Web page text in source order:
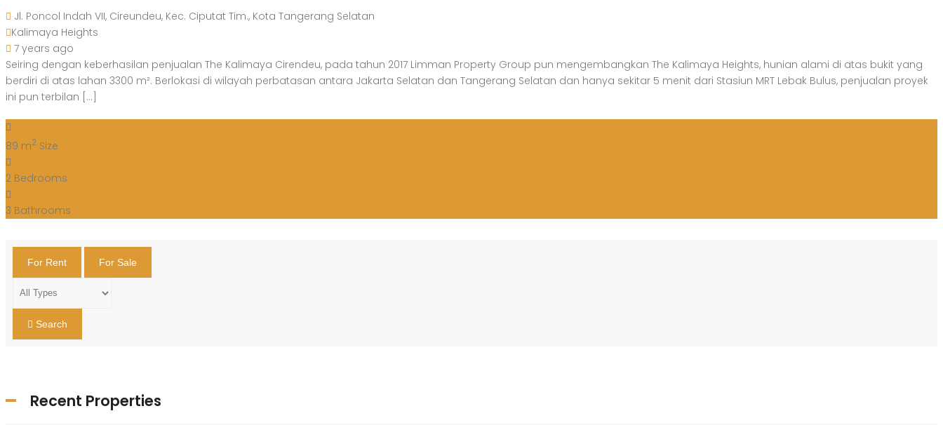
Jl. Poncol Indah VII, Cireundeu, Kec. Ciputat Tim., Kota Tangerang Selatan
Kalimaya Heights
7 years ago
Seiring dengan keberhasilan penjualan The Kalimaya Cirendeu, pada tahun 2017 Limman Property Group pun mengembangkan The Kalimaya Heights, hunian alami di atas bukit yang
berdiri di atas lahan 3300 m². Berlokasi di wilayah perbatasan antara Jakarta Selatan dan Tangerang Selatan dan hanya sekitar 5 menit dari Stasiun MRT Lebak Bulus, penjualan proyek
ini pun terbilan […]
89 m2 Size
2 Bedrooms
3 Bathrooms
For Rent For Sale
Search
Recent Properties